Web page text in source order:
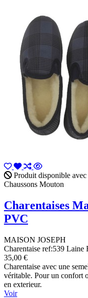
Produit disponible avec
Chaussons Mouton
Charentaises
PVC
MAISON JOSEPH
Charentaise ref:539 Laine
35,00 €
Charentaise avec une
véritable. Pour un confort
en exterieur.
Voir